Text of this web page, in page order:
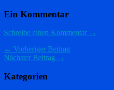
Ein Kommentar
Schreibe einen Kommentar →
← Vorheriger Beitrag
Nächster Beitrag →
Kategorien